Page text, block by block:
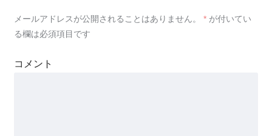
メールアドレスが公開されることはありません。 * が付いてい
る欄は必須項目です
コメント